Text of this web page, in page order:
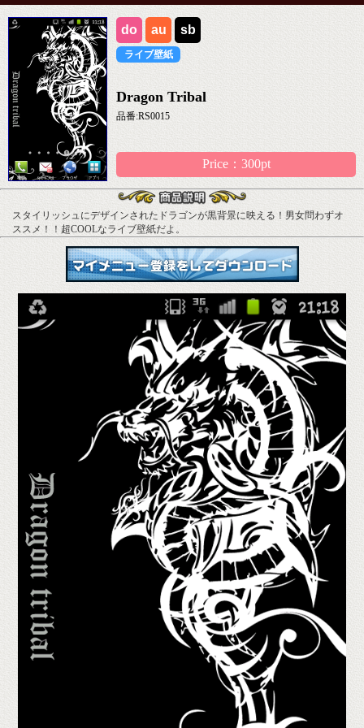
do au sb
ライブ壁紙
Dragon Tribal
品番:RS0015
Price：300pt
スタイリッシュにデザインされたドラゴンが黒背景に映える！男女問わずオ
ススメ！！超COOLなライブ壁紙だよ。